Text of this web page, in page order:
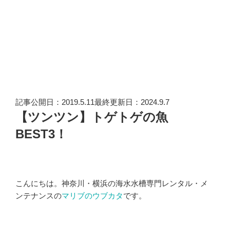
記事公開日：2019.5.11最終更新日：2024.9.7
【ツンツン】トゲトゲの魚
BEST3！
こんにちは。神奈川・横浜の海水水槽専門レンタル・メ
ンテナンスのマリブのウブカタです。